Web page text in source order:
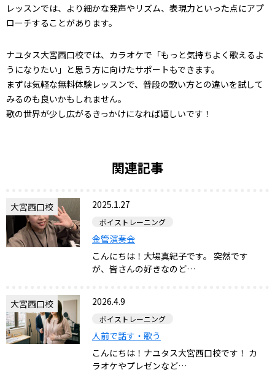
レッスンでは、より細かな発声やリズム、表現力といった点にアプ
ローチすることがあります。
ナユタス大宮西口校では、カラオケで「もっと気持ちよく歌えるよ
うになりたい」と思う方に向けたサポートもできます。
まずは気軽な無料体験レッスンで、普段の歌い方との違いを試して
みるのも良いかもしれません。
歌の世界が少し広がるきっかけになれば嬉しいです！
関連記事
大宮西口校 2025.1.27
ボイストレーニング
金管演奏会
こんにちは！大場真紀子です。 突然です
が、皆さんの好きなのど…
大宮西口校 2026.4.9
ボイストレーニング
人前で話す・歌う
こんにちは！ナユタス大宮西口校です！ カ
ラオケやプレゼンなど…